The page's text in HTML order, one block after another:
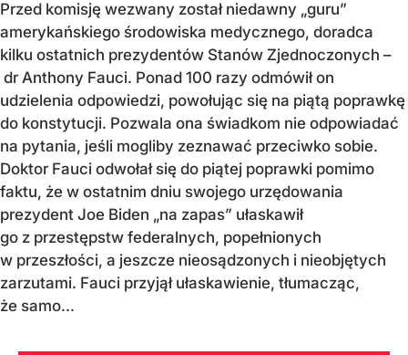
Przed komisję wezwany został niedawny „guru”
amerykańskiego środowiska medycznego, doradca
kilku ostatnich prezydentów Stanów Zjednoczonych –
dr Anthony Fauci. Ponad 100 razy odmówił on
udzielenia odpowiedzi, powołując się na piątą poprawkę
do konstytucji. Pozwala ona świadkom nie odpowiadać
na pytania, jeśli mogliby zeznawać przeciwko sobie.
Doktor Fauci odwołał się do piątej poprawki pomimo
faktu, że w ostatnim dniu swojego urzędowania
prezydent Joe Biden „na zapas” ułaskawił
go z przestępstw federalnych, popełnionych
w przeszłości, a jeszcze nieosądzonych i nieobjętych
zarzutami. Fauci przyjął ułaskawienie, tłumacząc,
że samo...